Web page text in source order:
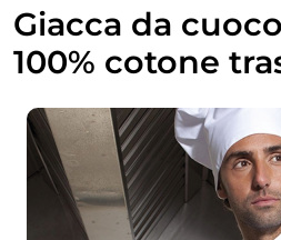
Giacca da
100% cotone